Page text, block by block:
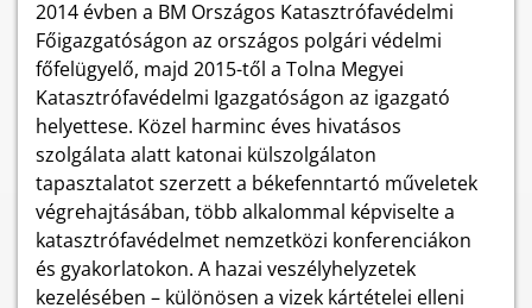
2014 évben a BM Országos Katasztrófavédelmi
Főigazgatóságon az országos polgári védelmi
főfelügyelő, majd 2015-től a Tolna Megyei
Katasztrófavédelmi Igazgatóságon az igazgató
helyettese. Közel harminc éves hivatásos
szolgálata alatt katonai külszolgálaton
tapasztalatot szerzett a békefenntartó műveletek
végrehajtásában, több alkalommal képviselte a
katasztrófavédelmet nemzetközi konferenciákon
és gyakorlatokon. A hazai veszélyhelyzetek
kezelésében – különösen a vizek kártételei elleni